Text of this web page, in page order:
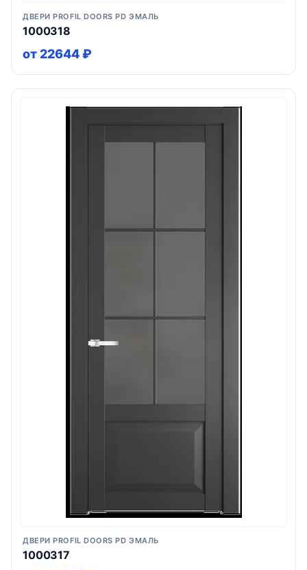
ДВЕРИ PROFIL DOORS PD ЭМАЛЬ
1000318
от 22644 ₽
ДВЕРИ PROFIL DOORS PD ЭМАЛЬ
1000317